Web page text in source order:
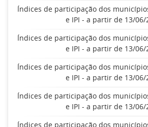
Índices de participação dos
e IPI - a partir de 13/06/
Índices de participação dos
e IPI - a partir de 13/06/
Índices de participação dos
e IPI - a partir de 13/06/
Índices de participação dos
e IPI - a partir de 13/06/
Índices de participação dos